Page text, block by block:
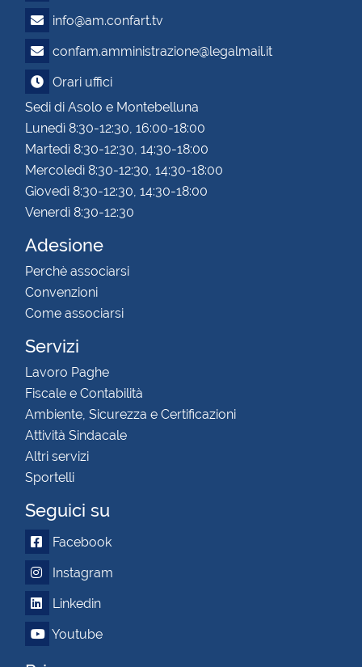
info@am.confart.tv
confam.amministrazione@legalmail.it
Orari uffici
Sedi di Asolo e Montebelluna
Lunedì 8:30-12:30, 16:00-18:00
Martedì 8:30-12:30, 14:30-18:00
Mercoledì 8:30-12:30, 14:30-18:00
Giovedì 8:30-12:30, 14:30-18:00
Venerdì 8:30-12:30
Adesione
Perchè associarsi
Convenzioni
Come associarsi
Servizi
Lavoro Paghe
Fiscale e Contabilità
Ambiente, Sicurezza e Certificazioni
Attività Sindacale
Altri servizi
Sportelli
Seguici su
Facebook
Instagram
Linkedin
Youtube